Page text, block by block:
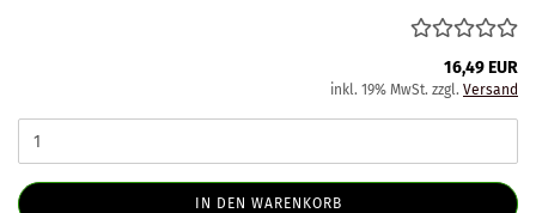
16,49 EUR
inkl. 19% MwSt. zzgl. Versand
IN DEN WARENKORB